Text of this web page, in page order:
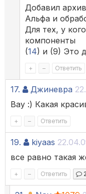
Добавил
Альфа и
Для тех, у
компоненты
(14) и (9) Это
+ – Ответить
17. Джиневра
Вау :) Какая
+ – Ответить
19. kiyaas
все равно такая
+ – Ответить 2